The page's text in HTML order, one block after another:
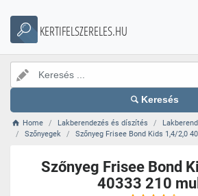
KERTIFELSZERELES.HU
Keresés
Home Lakberendezés és díszítés
Szőnyegek
Szőnyeg Frisee Bond Kids 1,4/2,0
Szőnyeg Frisee Bond
40333 210